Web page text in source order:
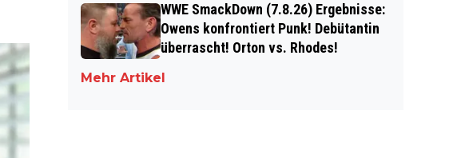
WWE SmackDown (7.8.26) Ergebnisse:
Owens konfrontiert Punk! Debütantin
überrascht! Orton vs. Rhodes!
Mehr Artikel